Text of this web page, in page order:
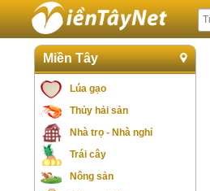
Miền Tây
Lúa gạo
Thủy hải sản
Nhà trọ - Nhà nghỉ
Trái cây
Nông sản